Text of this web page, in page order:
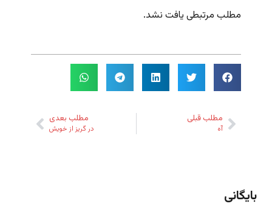
مطلب مرتبطی یافت نشد.
مطلب قبلی
آه
مطلب بعدی
در گریز از خویش
بایگانی